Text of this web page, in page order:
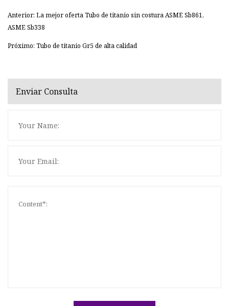
Anterior: La mejor oferta Tubo de titanio sin costura ASME Sb861,
ASME Sb338
Próximo: Tubo de titanio Gr5 de alta calidad
Enviar Consulta